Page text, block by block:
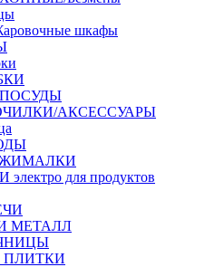
шкафы
АКСЕССУАРЫ
для продуктов
МЕТАЛЛ
ПЛИТКИ